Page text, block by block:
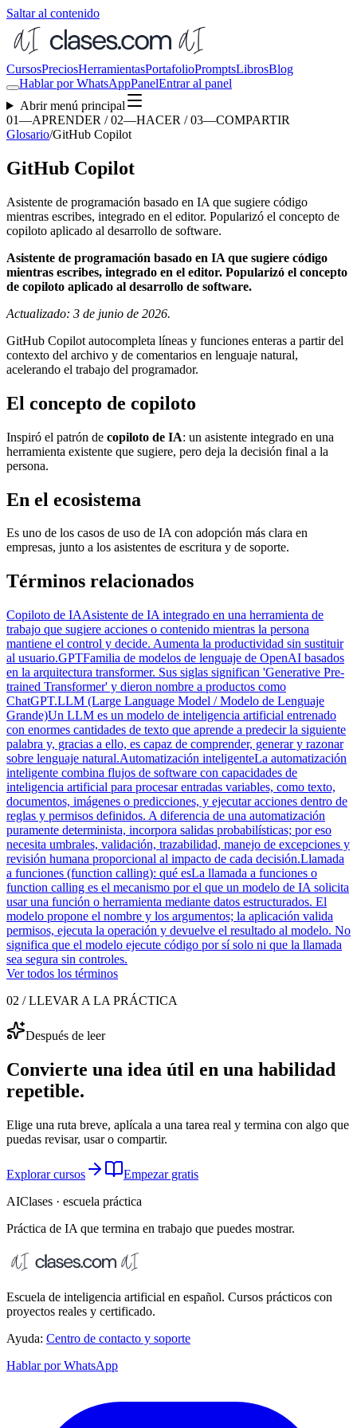
Saltar al contenido
CursosPreciosHerramientasPortafolioPromptsLibrosBlog
Hablar por WhatsAppPanelEntrar al panel
Abrir menú principal
01—APRENDER / 02—HACER / 03—COMPARTIR
Glosario/GitHub Copilot
GitHub Copilot
Asistente de programación basado en IA que sugiere código
mientras escribes, integrado en el editor. Popularizó el concepto de
copiloto aplicado al desarrollo de software.
Asistente de programación basado en IA que sugiere código
mientras escribes, integrado en el editor. Popularizó el concepto
de copiloto aplicado al desarrollo de software.
Actualizado: 3 de junio de 2026.
GitHub Copilot autocompleta líneas y funciones enteras a partir del
contexto del archivo y de comentarios en lenguaje natural,
acelerando el trabajo del programador.
El concepto de copiloto
Inspiró el patrón de copiloto de IA: un asistente integrado en una
herramienta existente que sugiere, pero deja la decisión final a la
persona.
En el ecosistema
Es uno de los casos de uso de IA con adopción más clara en
empresas, junto a los asistentes de escritura y de soporte.
Términos relacionados
Copiloto de IAAsistente de IA integrado en una herramienta de
trabajo que sugiere acciones o contenido mientras la persona
mantiene el control y decide. Aumenta la productividad sin sustituir
al usuario.GPTFamilia de modelos de lenguaje de OpenAI basados
en la arquitectura transformer. Sus siglas significan 'Generative Pre-
trained Transformer' y dieron nombre a productos como
ChatGPT.LLM (Large Language Model / Modelo de Lenguaje
Grande)Un LLM es un modelo de inteligencia artificial entrenado
con enormes cantidades de texto que aprende a predecir la siguiente
palabra y, gracias a ello, es capaz de comprender, generar y razonar
sobre lenguaje natural.Automatización inteligenteLa automatización
inteligente combina flujos de software con capacidades de
inteligencia artificial para procesar entradas variables, como texto,
documentos, imágenes o predicciones, y ejecutar acciones dentro de
reglas y permisos definidos. A diferencia de una automatización
puramente determinista, incorpora salidas probabilísticas; por eso
necesita umbrales, validación, trazabilidad, manejo de excepciones y
revisión humana proporcional al impacto de cada decisión.Llamada
a funciones (function calling): qué esLa llamada a funciones o
function calling es el mecanismo por el que un modelo de IA solicita
usar una función o herramienta mediante datos estructurados. El
modelo propone el nombre y los argumentos; la aplicación valida
permisos, ejecuta la operación y devuelve el resultado al modelo. No
significa que el modelo ejecute código por sí solo ni que la llamada
sea segura sin controles.
Ver todos los términos
02 / LLEVAR A LA PRÁCTICA
Después de leer
Convierte una idea útil en una habilidad
repetible.
Elige una ruta breve, aplícala a una tarea real y termina con algo que
puedas revisar, usar o compartir.
Explorar cursos
Empezar gratis
AIClases · escuela práctica
Práctica de IA que termina en trabajo que puedes mostrar.
Escuela de inteligencia artificial en español. Cursos prácticos con
proyectos reales y certificado.
Ayuda: Centro de contacto y soporte
Hablar por WhatsApp